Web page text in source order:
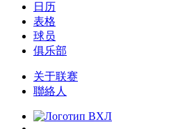
日历
表格
球员
俱乐部
关于联赛
聯絡人